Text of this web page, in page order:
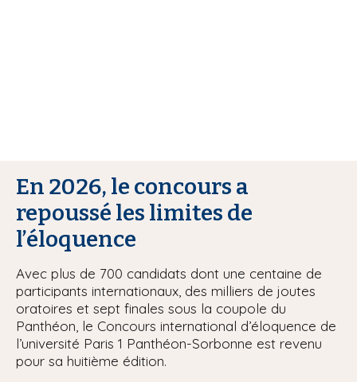
En 2026, le concours a
repoussé les limites de
l’éloquence
Avec plus de 700 candidats dont une centaine de
participants internationaux, des milliers de joutes
oratoires et sept finales sous la coupole du
Panthéon, le Concours international d’éloquence de
l’université Paris 1 Panthéon-Sorbonne est revenu
pour sa huitième édition.